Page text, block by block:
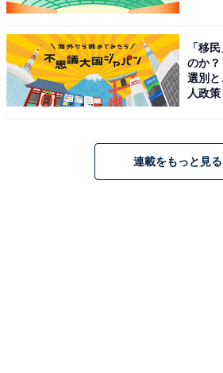
「移
のか
選別
人政策
連載をもっと見る